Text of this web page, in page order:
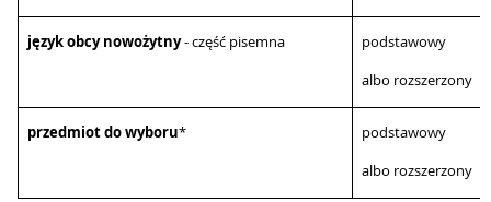
język obcy nowożytny- część pisemna
podstawowy
albo rozszerzony
przedmiot do wyboru*
podstawowy
albo rozszerzony